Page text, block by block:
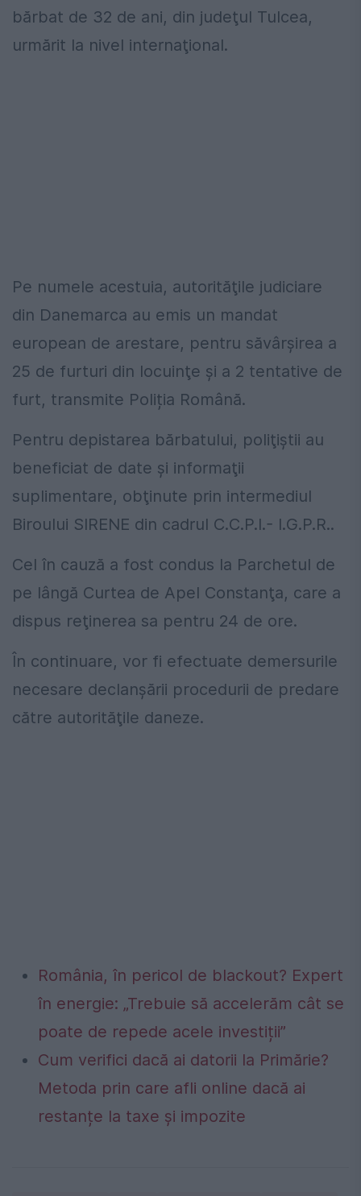
bărbat de 32 de ani, din judeţul Tulcea,
urmărit la nivel internaţional.
Pe numele acestuia, autorităţile judiciare
din Danemarca au emis un mandat
european de arestare, pentru săvârşirea a
25 de furturi din locuinţe şi a 2 tentative de
furt, transmite Poliția Română.
Pentru depistarea bărbatului, poliţiştii au
beneficiat de date şi informaţii
suplimentare, obţinute prin intermediul
Biroului SIRENE din cadrul C.C.P.I.- I.G.P.R..
Cel în cauză a fost condus la Parchetul de
pe lângă Curtea de Apel Constanţa, care a
dispus reţinerea sa pentru 24 de ore.
În continuare, vor fi efectuate demersurile
necesare declanşării procedurii de predare
către autorităţile daneze.
România, în pericol de blackout? Expert
în energie: „Trebuie să accelerăm cât se
poate de repede acele investiții”
Cum verifici dacă ai datorii la Primărie?
Metoda prin care afli online dacă ai
restanțe la taxe și impozite